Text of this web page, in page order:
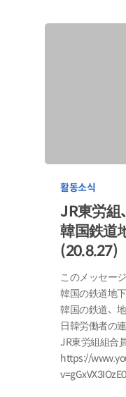
활동소식
JR東労組
韓国鉄道
(20.8.27)
このメッセージ
韓国の鉄道地
韓国の鉄道、
日韓労働者の
JR東労組組合
https://